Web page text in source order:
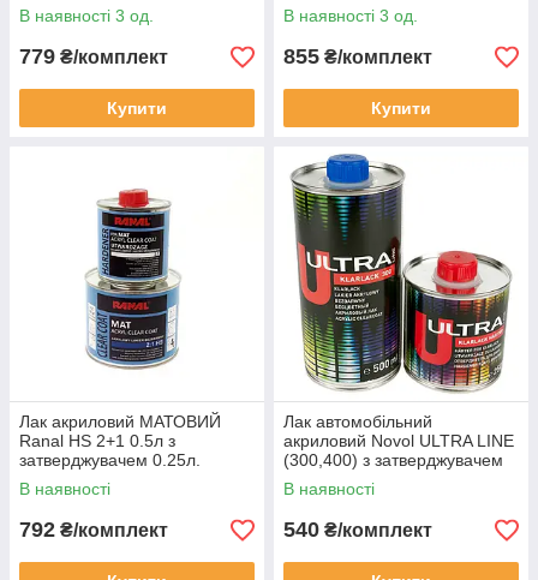
В наявності 3 од.
779 ₴/комплект
Купити
В наявності 3 од.
855 ₴/комплект
Купити
Лак акриловий МАТОВИЙ
Ranal HS 2+1 0.5л з
затверджувачем 0.25л.
В наявності
792 ₴/комплект
Лак автомобільний
акриловий Novol ULTRA LINE
(300,400) з затверджувачем
2+1 комплект 0.5 л + 0.25 л
В наявності
540 ₴/комплект